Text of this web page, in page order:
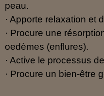
peau.
· Apporte relaxation et
· Procure une
oedèmes (enflures).
· Active le processus
· Procure un bien-être